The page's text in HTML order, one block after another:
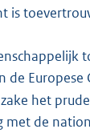
is
de Europese
het
met de